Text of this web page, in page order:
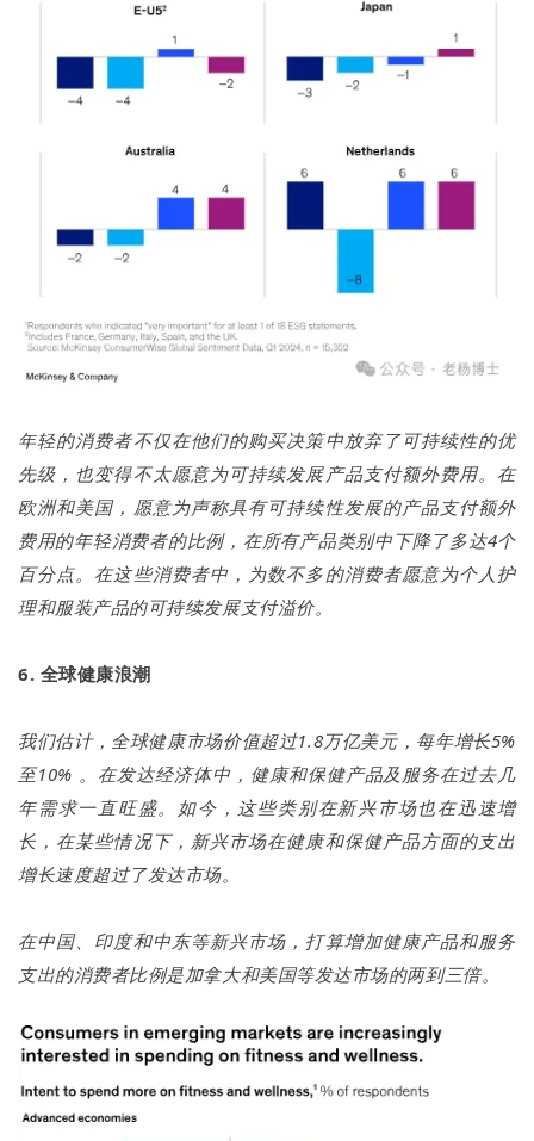
年轻的消费者不仅在他们的购买决策中放弃了可持续性的优
先级，也变得不太愿意为可持续发展产品支付额外费用。在
欧洲和美国，愿意为声称具有可持续性发展的产品支付额外
费用的年轻消费者的比例，在所有产品类别中下降了多达4个
百分点。在这些消费者中，为数不多的消费者愿意为个人护
理和服装产品的可持续发展支付溢价。
6. 全球健康浪潮
我们估计，全球健康市场价值超过1.8万亿美元，每年增长5%
至10% 。在发达经济体中，健康和保健产品及服务在过去几
年需求一直旺盛。如今，这些类别在新兴市场也在迅速增
长，在某些情况下，新兴市场在健康和保健产品方面的支出
增长速度超过了发达市场。
在中国、印度和中东等新兴市场，打算增加健康产品和服务
支出的消费者比例是加拿大和美国等发达市场的两到三倍。